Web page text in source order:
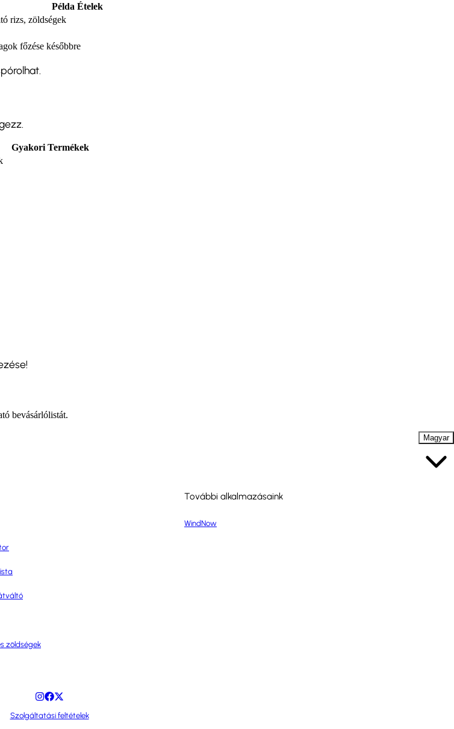
Példa Ételek
rizs, zöldségek
főzése későbbre
Gyakori Termékek
bevásárlólistát.
Magyar
zöldségek
További alkalmazásaink
WindNow
Szolgáltatási feltételek